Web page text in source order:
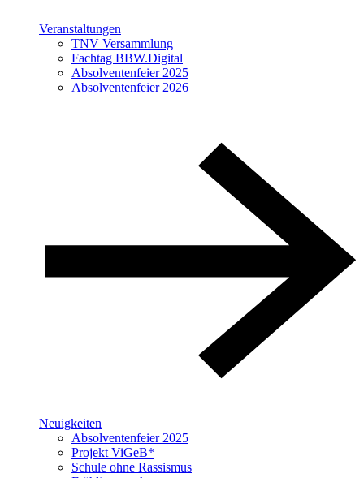
Veranstaltungen
TNV Versammlung
Fachtag BBW.Digital
Absolventenfeier 2025
Absolventenfeier 2026
Neuigkeiten
Absolventenfeier 2025
Projekt ViGeB*
Schule ohne Rassismus